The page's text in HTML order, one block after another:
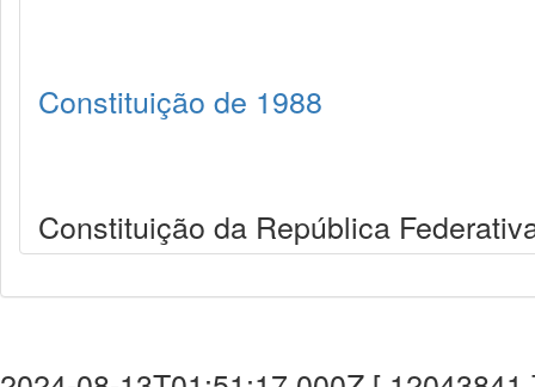
Constituição de 1988
Constituição da República